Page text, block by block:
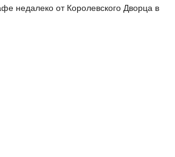
недалеко от Королевского Дворца в